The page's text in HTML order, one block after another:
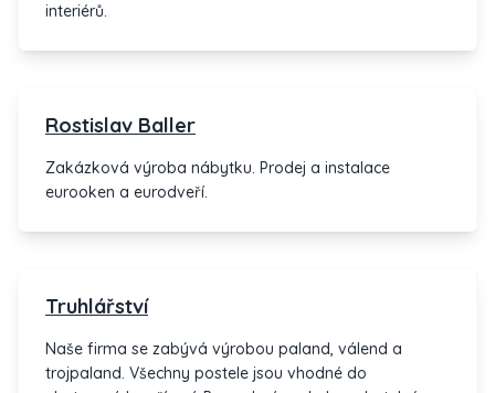
interiérů.
Rostislav Baller
Zakázková výroba nábytku. Prodej a instalace
eurooken a eurodveří.
Truhlářství
Naše firma se zabývá výrobou paland, válend a
trojpaland. Všechny postele jsou vhodné do